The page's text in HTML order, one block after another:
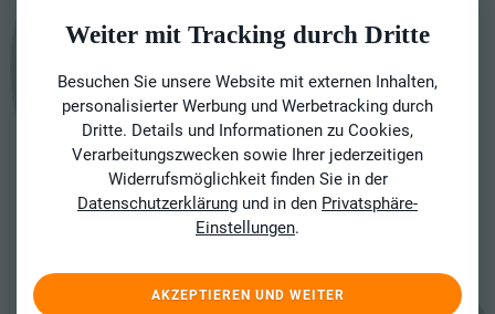
Weiter mit Tracking durch Dritte
Besuchen Sie unsere Website mit externen Inhalten,
personalisierter Werbung und Werbetracking durch
Dritte. Details und Informationen zu Cookies,
Verarbeitungszwecken sowie Ihrer jederzeitigen
Widerrufsmöglichkeit finden Sie in der
Datenschutzerklärung und in den Privatsphäre-
Einstellungen.
AKZEPTIEREN UND WEITER